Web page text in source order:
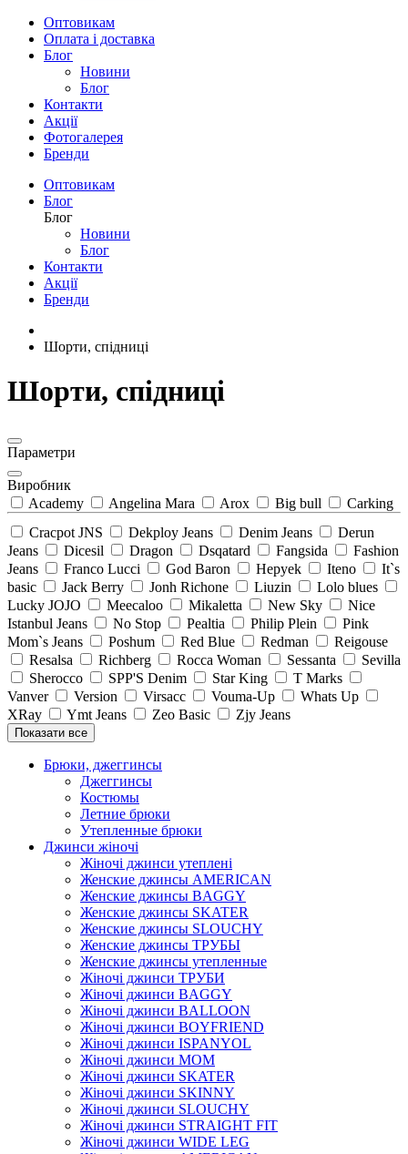
Оптовикам
Оплата і доставка
Блог
Новини
Блог
Контакти
Акції
Фотогалерея
Бренди
Оптовикам
Блог
Блог
Новини
Блог
Контакти
Акції
Бренди
Шорти, спідниці
Шорти, спідниці
Параметри
Виробник
Academy
Angelina Mara Arox Big bull
Carking
Cracpot JNS
Dekploy Jeans Denim Jeans
Derun
Jeans
Dicesil Dragon Dsqatard Fangsida
Fashion
Jeans
Franco Lucci God Baron Hepyek Iteno
It`s
basic
Jack Berry Jonh Richone Liuzin
Lolo blues
Lucky JOJO
Meecaloo Mikaletta New Sky
Nice
Istanbul Jeans
No Stop Pealtia Philip Plein
Pink
Mom`s Jeans
Poshum Red Blue Redman
Reigouse
Resalsa
Richberg Rocca Woman Sessanta
Sevilla
Sherocco
SPP'S Denim Star King
T Marks
Vanver
Version Virsacc Vouma-Up
Whats Up
XRay
Ymt Jeans Zeo Basic Zjy Jeans
Показати все
Брюки, джеггинсы
Джеггинсы
Костюмы
Летние брюки
Утепленные брюки
Джинси жіночі
Жіночі джинси утеплені
Женские джинсы AMERICAN
Женские джинсы BAGGY
Женские джинсы SKATER
Женские джинсы SLOUCHY
Женские джинсы ТРУБЫ
Женские джинсы утепленные
Жіночі джинси ТРУБИ
Жіночі джинси BAGGY
Жіночі джинси BALLOON
Жіночі джинси BOYFRIEND
Жіночі джинси ISPANYOL
Жіночі джинси МОМ
Жіночі джинси SKATER
Жіночі джинси SKINNY
Жіночі джинси SLOUCHY
Жіночі джинси STRAIGHT FIT
Жіночі джинси WIDE LEG